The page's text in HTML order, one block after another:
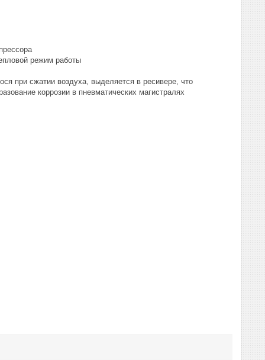
режим работы
при сжатии воздуха, выделяется в ресивере, что
коррозии в пневматических магистралях